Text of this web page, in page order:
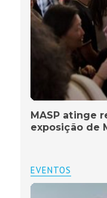
MASP atinge
exposição de
EVENTOS